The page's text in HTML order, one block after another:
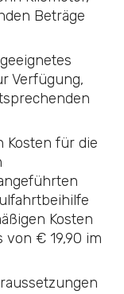
Beträge
Verfügung,
Kosten für die
Kosten
von € 19,90 im